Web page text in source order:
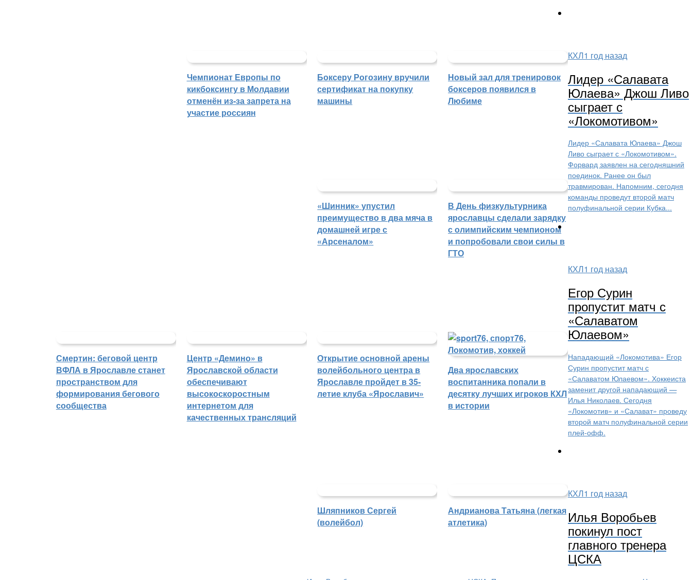
Чемпионат Европы по
кикбоксингу в Молдавии
отменён из-за запрета на
участие россиян
Боксеру Рогозину вручили
сертификат на покупку
машины
Новый зал для тренировок
боксеров появился в
Любиме
«Шинник» упустил
преимущество в два мяча в
домашней игре с
«Арсеналом»
В День физкультурника
ярославцы сделали зарядку
с олимпийским чемпионом
и попробовали свои силы в
ГТО
Смертин: беговой центр
ВФЛА в Ярославле станет
пространством для
формирования бегового
сообщества
Центр «Демино» в
Ярославской области
обеспечивают
высокоскоростным
интернетом для
качественных трансляций
Открытие основной арены
волейбольного центра в
Ярославле пройдет в 35-
летие клуба «Ярославич»
Два ярославских
воспитанника попали в
десятку лучших игроков КХЛ
в истории
Шляпников Сергей
(волейбол)
Андрианова Татьяна (легкая
атлетика)
КХЛ1 год назад
Лидер «Салавата
Юлаева» Джош Ливо
сыграет с
«Локомотивом»
Лидер «Салавата Юлаева» Джош
Ливо сыграет с «Локомотивом».
Форвард заявлен на сегодняшний
поединок. Ранее он был
травмирован. Напомним, сегодня
команды проведут второй матч
полуфинальной серии Кубка...
КХЛ1 год назад
Егор Сурин
пропустит матч с
«Салаватом
Юлаевом»
Нападающий «Локомотива» Егор
Сурин пропустит матч с
«Салаватом Юлаевом». Хоккеиста
заменит другой нападающий —
Илья Николаев. Сегодня
«Локомотив» и «Салават» проведу
второй матч полуфинальной серии
плей-офф.
КХЛ1 год назад
Илья Воробьев
покинул пост
главного тренера
ЦСКА